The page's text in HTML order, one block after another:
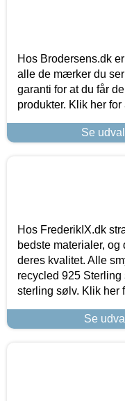
Hos Brodersens.dk
alle de mærker du
garanti for at du får
produkter. Klik her
Se
Hos FrederikIX.dk
bedste materialer, og
deres kvalitet. Alle
recycled 925
sterling sølv. Klik her
Se